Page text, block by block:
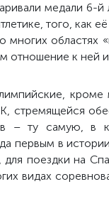
медали 6-й
того, как
областях
отношение к ней
– ту самую, в
первым в
поездки на
видах